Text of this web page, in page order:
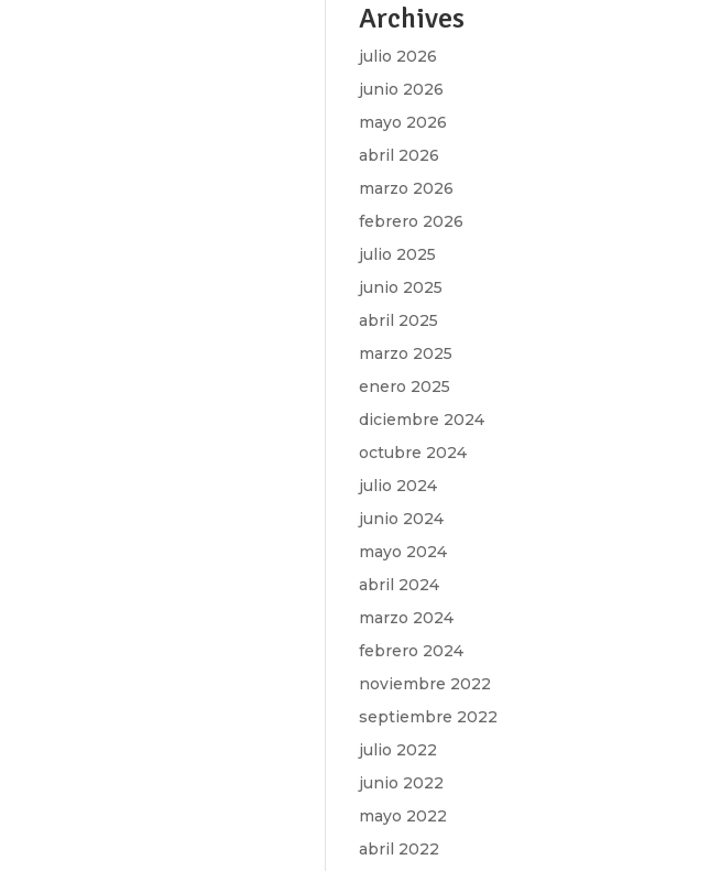
Archives
julio 2026
junio 2026
mayo 2026
abril 2026
marzo 2026
febrero 2026
julio 2025
junio 2025
abril 2025
marzo 2025
enero 2025
diciembre 2024
octubre 2024
julio 2024
junio 2024
mayo 2024
abril 2024
marzo 2024
febrero 2024
noviembre 2022
septiembre 2022
julio 2022
junio 2022
mayo 2022
abril 2022